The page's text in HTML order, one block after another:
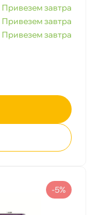
Привезем завтра
Привезем завтра
Привезем завтра
-5%